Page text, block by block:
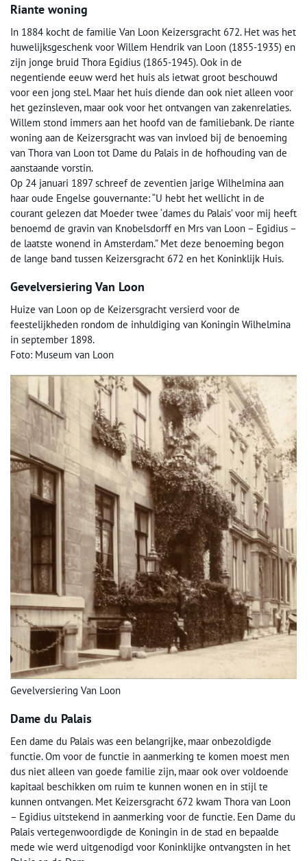
Riante woning
In 1884 kocht de familie Van Loon Keizersgracht 672. Het was het
huwelijksgeschenk voor Willem Hendrik van Loon (1855-1935) en
zijn jonge bruid Thora Egidius (1865-1945). Ook in de
negentiende eeuw werd het huis als ietwat groot beschouwd
voor een jong stel. Maar het huis diende dan ook niet alleen voor
het gezinsleven, maar ook voor het ontvangen van zakenrelaties.
Willem stond immers aan het hoofd van de familiebank. De riante
woning aan de Keizersgracht was van invloed bij de benoeming
van Thora van Loon tot Dame du Palais in de hofhouding van de
aanstaande vorstin.
Op 24 januari 1897 schreef de zeventien jarige Wilhelmina aan
haar oude Engelse gouvernante: “U hebt het wellicht in de
courant gelezen dat Moeder twee ‘dames du Palais’ voor mij heeft
benoemd de gravin van Knobelsdorff en Mrs van Loon – Egidius –
de laatste wonend in Amsterdam.” Met deze benoeming begon
de lange band tussen Keizersgracht 672 en het Koninklijk Huis.
Gevelversiering Van Loon
Huize van Loon op de Keizersgracht versierd voor de
feestelijkheden rondom de inhuldiging van Koningin Wilhelmina
in september 1898.
Foto: Museum van Loon
Gevelversiering Van Loon
Dame du Palais
Een dame du Palais was een belangrijke, maar onbezoldigde
functie. Om voor de functie in aanmerking te komen moest men
dus niet alleen van goede familie zijn, maar ook over voldoende
kapitaal beschikken om ruim te kunnen wonen en in stijl te
kunnen ontvangen. Met Keizersgracht 672 kwam Thora van Loon
– Egidius uitstekend in aanmerking voor de functie. Een Dame du
Palais vertegenwoordigde de Koningin in de stad en bepaalde
mede wie werd uitgenodigd voor Koninklijke ontvangsten in het